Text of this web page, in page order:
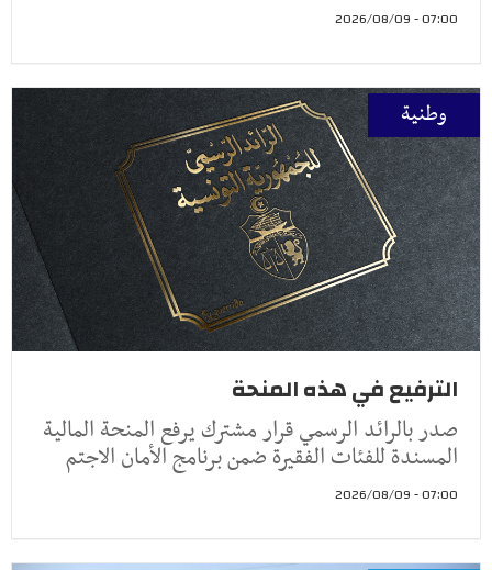
07:00 - 2026/08/09
وطنية
الترفيع في هذه المنحة
صدر بالرائد الرسمي قرار مشترك يرفع المنحة المالية
المسندة للفئات الفقيرة ضمن برنامج الأمان الاجتم
07:00 - 2026/08/09